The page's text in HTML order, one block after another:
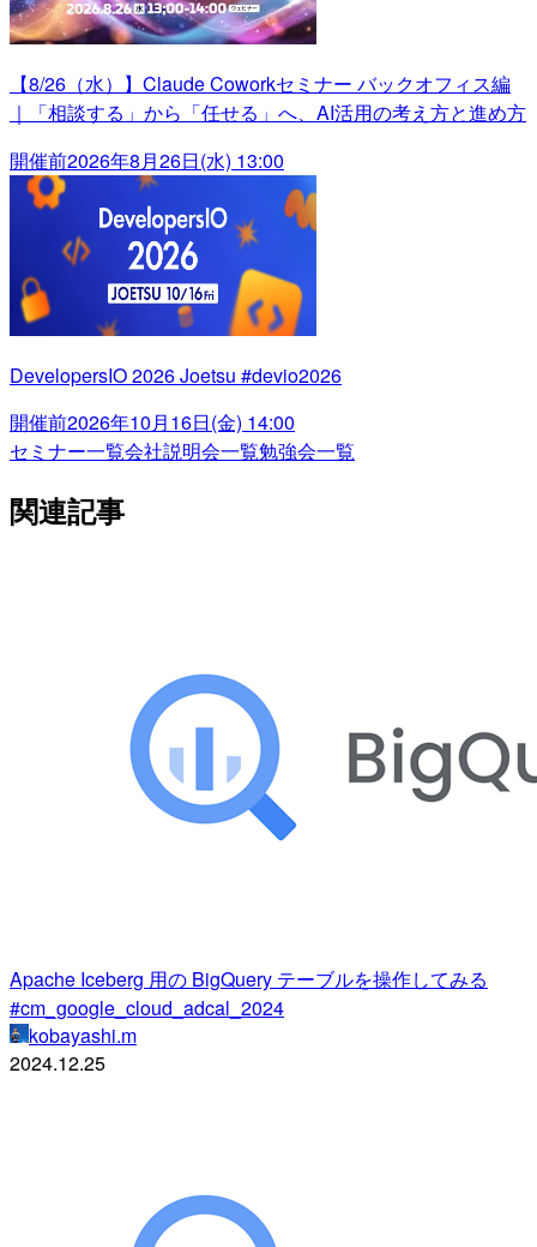
【8/26（水）】Claude Coworkセミナー バックオフィス編
｜「相談する」から「任せる」へ、AI活用の考え方と進め方
開催前2026年8月26日(水) 13:00
DevelopersIO 2026 Joetsu #devio2026
開催前2026年10月16日(金) 14:00
セミナー一覧会社説明会一覧勉強会一覧
関連記事
Apache Iceberg 用の BigQuery テーブルを操作してみる
#cm_google_cloud_adcal_2024
kobayashi.m
2024.12.25